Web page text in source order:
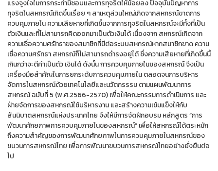
แรงจูงใจในการกระทำมิชอบและการทุจริตให้น้อยลง ปัจจุบันปัญหาการ
ทุจริตในสหกรณ์เกิดขึ้นเรื่อย ๆ สาเหตุส่วนใหญ่เกิดจากสหกรณ์ขาดการ
ควบคุมภายใน ความเสียหายที่เกิดขึ้นจากการทุจริตในสหกรณ์จะมีทั้งที่เป็น
ตัวเงินและที่ไม่สามารถคิดออกมาเป็นตัวเงินได้ เนื่องจาก สหกรณ์เกิดจาก
ความเชื่อความศรัทธาของสมาชิกที่มีต่อระบบสหกรณ์หากสมาชิกขาด ความ
เชื่อความศรัทธา สหกรณ์ก็ไม่สามารถดำรงอยู่ได้ ซึ่งความเสียหายที่เกิดขึ้นนี้
เกินกว่าจะตีค่าเป็นตัว เงินได้ ดังนั้น การควบคุมภายในของสหกรณ์ จึงเป็น
เครื่องมือสำคัญในการยกระดับการควบคุมภายใน ตลอดจนการบริหาร
จัดการในสหกรณ์ด้วยเทคโนโลยีและนวัตกรรรม ตามแผนพัฒนาการ
สหกรณ์ ฉบับที่ 5 (พ.ศ.2566-2570) เพื่อให้คณะกรรมการดำเนินการ และ
ฝ่ายจัดการของสหกรณ์ใช้บริหารงาน และสร้างความเข้มแข็งให้กับ
สันนิบาตสหกรณ์แห่งประเทศไทย จึงให้มีการจัดฝึกอบรม หลักสูตร “การ
พัฒนาศักยภาพการควบคุมภายในของสหกรณ์” เพื่อให้สหกรณ์ได้ตระหนัก
ถึงความสำคัญของการพัฒนาศักยภาพในการควบคุมภายในสหกรณ์ของ
ขบวนการสหกรณ์ไทย เพื่อการพัฒนาขบวนการสหกรณ์ไทยอย่างยั่งยืนต่อ
ไป